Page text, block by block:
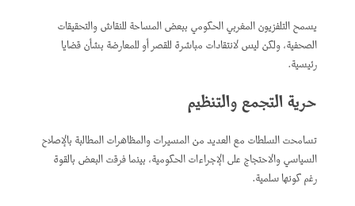
يسمح التلفزيون المغربي الحكومي ببعض المساحة للنقاش والتحقيقات
الصحفية، ولكن ليس لانتقادات مباشرة للقصر أو للمعارضة بشأن قضايا
رئيسية.
حرية التجمع والتنظيم
تسامحت السلطات مع العديد من المسيرات والمظاهرات المطالبة بالإصلاح
السياسي والاحتجاج على الإجراءات الحكومية، بينما فرقت البعض بالقوة
رغم كونها سلمية.